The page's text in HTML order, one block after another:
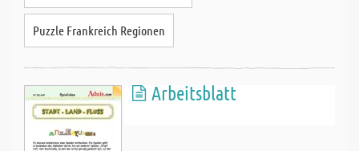
Puzzle Frankreich Regionen
Arbeitsblatt